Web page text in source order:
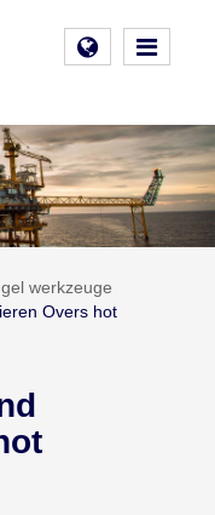
werkzeuge
Overs hot